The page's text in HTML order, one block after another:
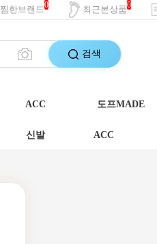
찜한브랜드0 최근본상품0
검색
ACC 도프MADE
신발 ACC